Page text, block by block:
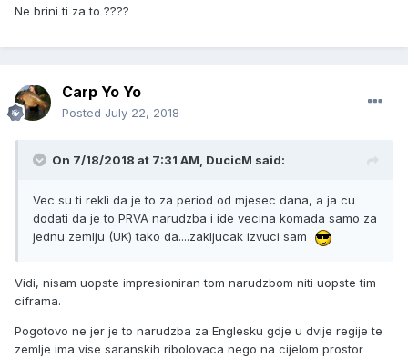
Ne brini ti za to ????
Carp Yo Yo
Posted July 22, 2018
On 7/18/2018 at 7:31 AM, DucicM said:
Vec su ti rekli da je to za period od mjesec dana, a ja cu
dodati da je to PRVA narudzba i ide vecina komada samo za
jednu zemlju (UK) tako da....zakljucak izvuci sam
Vidi, nisam uopste impresioniran tom narudzbom niti uopste tim
ciframa.
Pogotovo ne jer je to narudzba za Englesku gdje u dvije regije te
zemlje ima vise saranskih ribolovaca nego na cijelom prostor